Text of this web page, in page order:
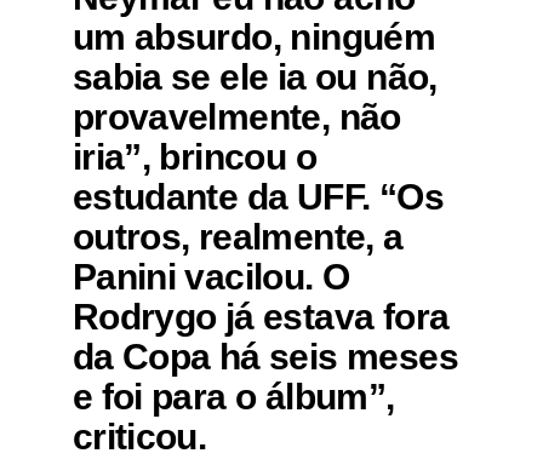
um absurdo, ninguém
sabia se ele ia ou não,
provavelmente, não
iria”, brincou o
estudante da UFF. “Os
outros, realmente, a
Panini vacilou. O
Rodrygo já estava fora
da Copa há seis meses
e foi para o álbum”,
criticou.